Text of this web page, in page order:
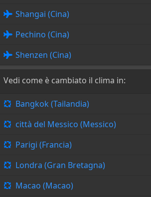
Shangai (Cina)
Pechino (Cina)
Shenzen (Cina)
Vedi come è cambiato il clima in:
Bangkok (Tailandia)
città del Messico (Messico)
Parigi (Francia)
Londra (Gran Bretagna)
Macao (Macao)